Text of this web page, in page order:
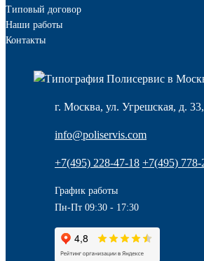
г. Москва, ул. Угрешская, д.
info@poliservis.com
+7(495) 228-47-18 +7(495) 778-
График работы
Пн-Пт 09:30 - 17:30
Типовый договор
Наши работы
Контакты